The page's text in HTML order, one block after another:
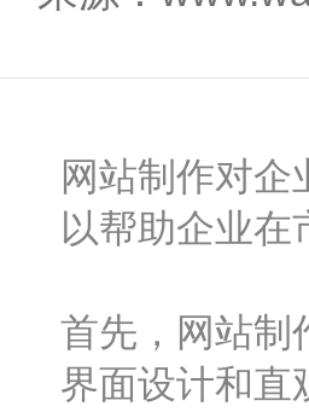
网站制作对
以帮助企业
首先，网站制
界面设计和直